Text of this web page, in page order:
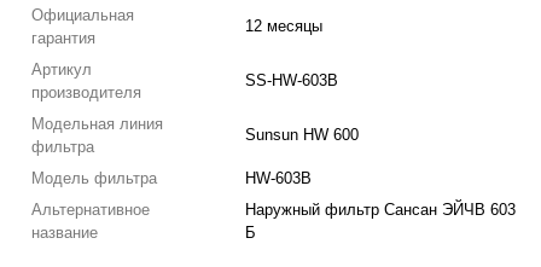
Официальная
гарантия
12 месяцы
Артикул
производителя
SS-HW-603B
Модельная линия
фильтра
Sunsun HW 600
Модель фильтра
HW-603B
Альтернативное
название
Наружный фильтр Сансан ЭЙЧВ 603
Б